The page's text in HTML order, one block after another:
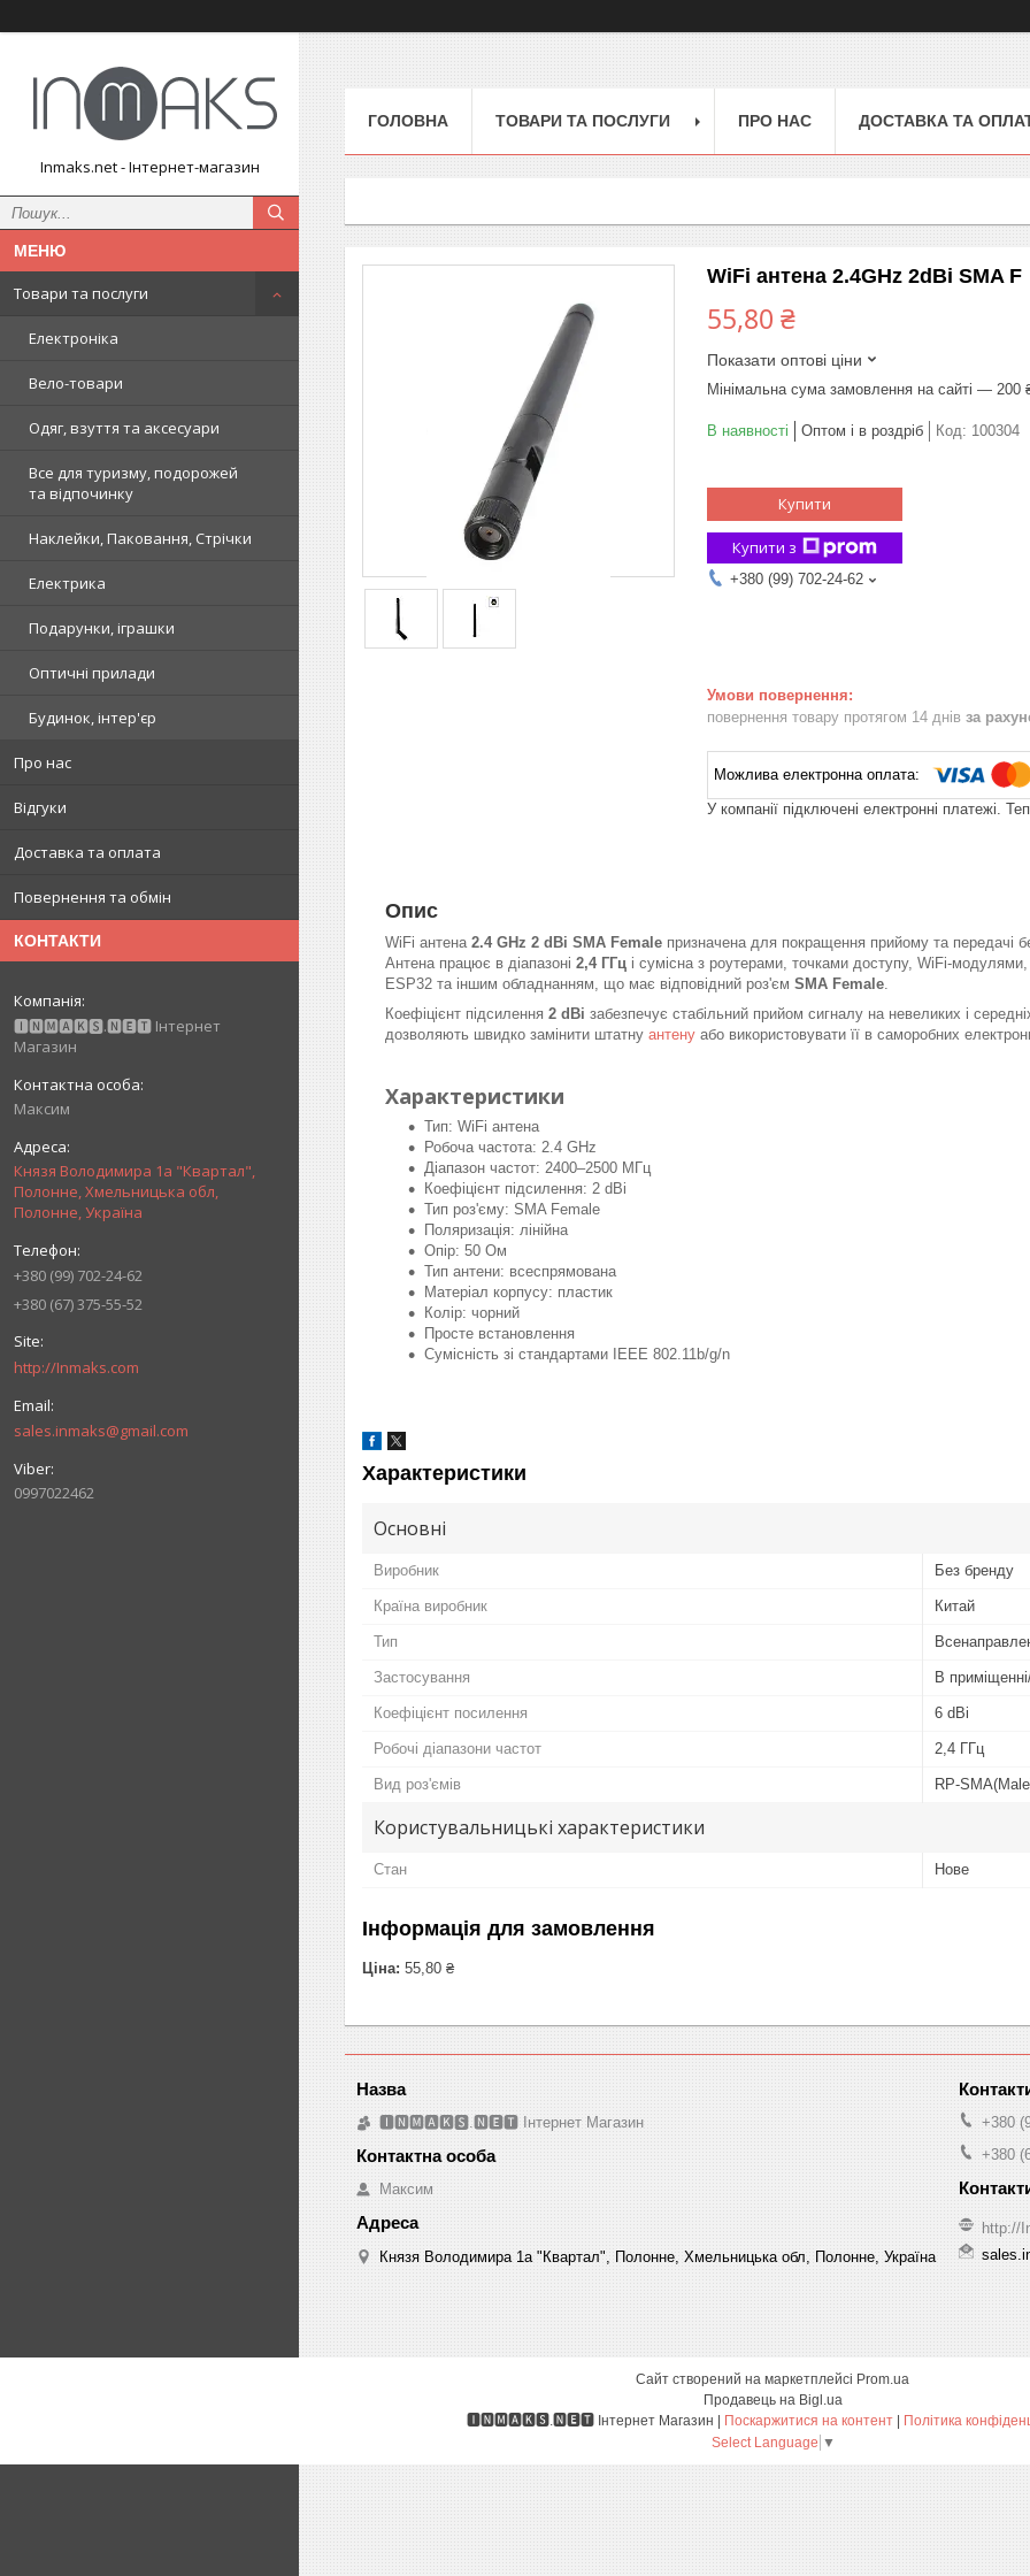
Inmaks.net - Інтернет-магазин
Товари та послуги
Електроніка
Вело-товари
Одяг, взуття та аксесуари
Все для туризму, подорожей
та відпочинку
Наклейки, Паковання, Стрічки
Електрика
Подарунки, іграшки
Оптичні прилади
Будинок, інтер'єр
Про нас
Відгуки
Доставка та оплата
Повернення та обмін
КОНТАКТИ
🅸🅽🅼🅰🅺🆂.🅽🅴🆃 Інтернет
Магазин
Максим
Князя Володимира 1а "Квартал",
Полонне, Хмельницька обл,
Полонне, Україна
+380 (99) 702-24-62
+380 (67) 375-55-52
http://Inmaks.com
sales.inmaks@gmail.com
0997022462
ГОЛОВНА ТОВАРИ ТА ПОСЛУГИ ПРО НАС ДОСТАВКА ТА
WiFi антена 2.4GHz 2dBi SMA F
55,80 ₴
Показати оптові ціни
Мінімальна сума замовлення на сайті — 200
В наявності Оптом і в роздріб Код: 100304
Купити
Купити з
+380 (99) 702-24-62
повернення товару протягом 14 днів за
У компанії підключені електронні платежі.
Опис
WiFi антена 2.4 GHz 2 dBi SMA Female призначена для покращення прийому та передачі
Антена працює в діапазоні 2,4 ГГц і сумісна з роутерами, точками доступу, WiFi-
ESP32 та іншим обладнанням, що має відповідний роз'єм SMA Female
Коефіцієнт підсилення 2 dBi забезпечує стабільний прийом сигналу на невеликих і
дозволяють швидко замінити штатну антену або використовувати її в саморобних
Характеристики
Тип: WiFi антена
Робоча частота: 2.4 GHz
Діапазон частот: 2400–2500 МГц
Коефіцієнт підсилення: 2 dBi
Тип роз'єму: SMA Female
Поляризація: лінійна
Опір: 50 Ом
Тип антени: всеспрямована
Матеріал корпусу: пластик
Колір: чорний
Просте встановлення
Сумісність зі стандартами IEEE 802.11b/g/n
Характеристики
Основні
Виробник Без бренду
Країна виробник Китай
Тип
Застосування В
Коефіцієнт посилення 6 dBi
Робочі діапазони частот 2,4 ГГц
Вид роз'ємів RP-
Користувальницькі характеристики
Стан Нове
Інформація для замовлення
Ціна: 55,80 ₴
🅸🅽🅼🅰🅺🆂.🅽🅴🆃 Інтернет Магазин
Максим
Князя Володимира 1а "Квартал", Полонне, Хмельницька обл, Полонне, Україна
+380
+380
http://
Сайт створений на маркетплейсі Prom.ua
Продавець на Bigl.ua
Поскаржитися на контент
Політика
Select Language ▼